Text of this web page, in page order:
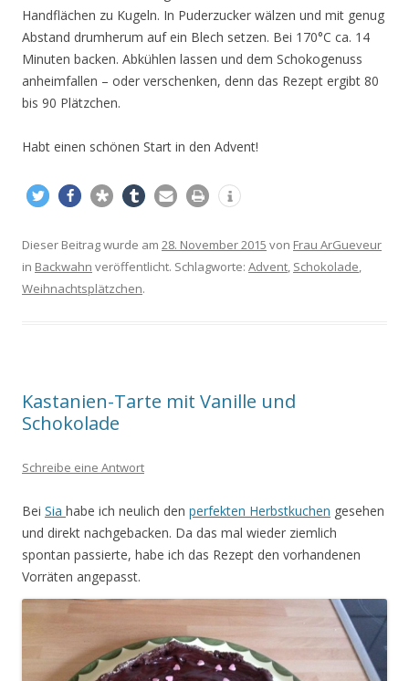
Handflächen zu Kugeln. In Puderzucker wälzen und mit genug
Abstand drumherum auf ein Blech setzen. Bei 170°C ca. 14
Minuten backen. Abkühlen lassen und dem Schokogenuss
anheimfallen – oder verschenken, denn das Rezept ergibt 80
bis 90 Plätzchen.
Habt einen schönen Start in den Advent!
Dieser Beitrag wurde am 28. November 2015 von Frau ArGueveur
in Backwahn veröffentlicht. Schlagworte: Advent, Schokolade,
Weihnachtsplätzchen.
Kastanien-Tarte mit Vanille und
Schokolade
Schreibe eine Antwort
Bei Sia habe ich neulich den perfekten Herbstkuchen gesehen
und direkt nachgebacken. Da das mal wieder ziemlich
spontan passierte, habe ich das Rezept den vorhandenen
Vorräten angepasst.